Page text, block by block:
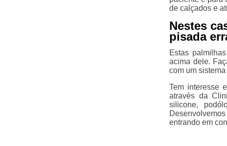
de calçados e
Nestes
pisada
Estas
acima dele.
com um
Tem interesse
através da
silicone,
entrando em